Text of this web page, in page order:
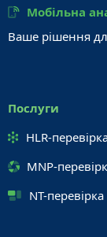
Мобільна
Ваше рішення
Послуги
HLR-
MNP-
NT-перевірка